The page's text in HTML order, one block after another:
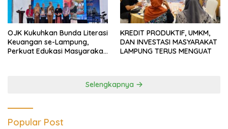
OJK Kukuhkan Bunda Literasi
Keuangan se-Lampung,
Perkuat Edukasi Masyarakat
KREDIT PRODUKTIF, UMKM,
DAN INVESTASI MASYARAKAT
LAMPUNG TERUS MENGUAT
Selengkapnya
Popular Post